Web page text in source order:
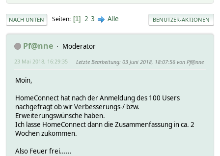
NACH UNTEN Seiten 1 2 3 Alle BENUTZER-AKTIONEN
Pf@nne Moderator
23 Mai 2018, 16:29:35 Letzte Bearbeitung: 03 Juni 2018, 18:07:56 von Pf@nne
Moin,
HomeConnect hat nach der Anmeldung des 100 Users
nachgefragt ob wir Verbesserungs-/ bzw.
Erweiterungswünsche haben.
Ich lasse HomeConnect dann die Zusammenfassung in ca. 2
Wochen zukommen.
Also Feuer frei......